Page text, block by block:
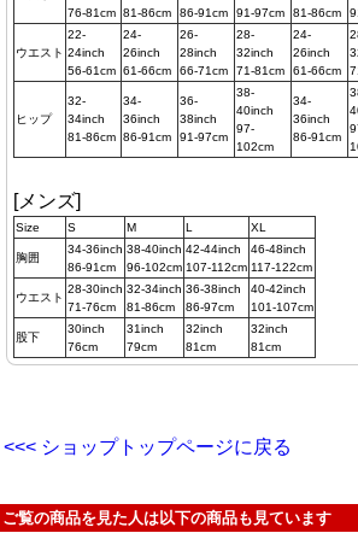
76-81cm 81-86cm
86-91cm
91-97cm
81-86cm
ウエスト
22-
24inch
56-61cm
24-
26inch
61-66cm
26-
28inch
66-71cm
28-
32inch
71-81cm
24-
26inch
61-66cm
ヒップ
32-
34inch
81-86cm
34-
36inch
86-91cm
36-
38inch
91-97cm
38-
40inch
97-
102cm
34-
36inch
86-91cm
[メンズ]
Size S M L XL
胸囲
34-36inch
86-91cm
38-40inch
96-102cm
42-44inch
107-112cm
46-48inch
117-122cm
ウエスト
28-30inch
71-76cm
32-34inch
81-86cm
36-38inch
86-97cm
40-42inch
101-107cm
股下
30inch
76cm
31inch
79cm
32inch
81cm
32inch
81cm
<<< ショップトップページに戻る
ご覧の商品を見た人は以下の商品も見ています